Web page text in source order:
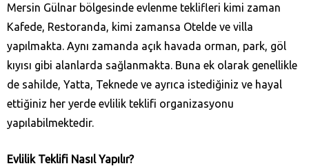
Mersin Gülnar bölgesinde evlenme teklifleri kimi zaman
Kafede, Restoranda, kimi zamansa Otelde ve villa
yapılmakta. Aynı zamanda açık havada orman, park, göl
kıyısı gibi alanlarda sağlanmakta. Buna ek olarak genellikle
de sahilde, Yatta, Teknede ve ayrıca istediğiniz ve hayal
ettiğiniz her yerde evlilik teklifi organizasyonu
yapılabilmektedir.
Evlilik Teklifi Nasıl Yapılır?